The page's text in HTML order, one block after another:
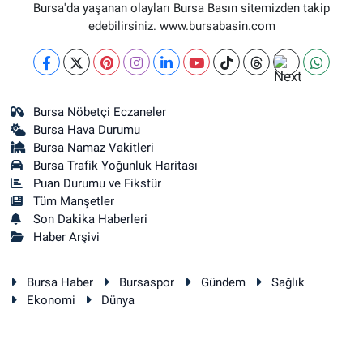
Bursa'da yaşanan olayları Bursa Basın sitemizden takip
edebilirsiniz. www.bursabasin.com
Bursa Nöbetçi Eczaneler
Bursa Hava Durumu
Bursa Namaz Vakitleri
Bursa Trafik Yoğunluk Haritası
Puan Durumu ve Fikstür
Tüm Manşetler
Son Dakika Haberleri
Haber Arşivi
Bursa Haber Bursaspor Gündem
Sağlık
Ekonomi
Dünya